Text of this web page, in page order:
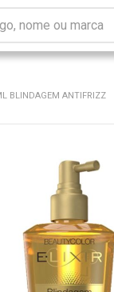
BLINDAGEM ANTIFRIZZ